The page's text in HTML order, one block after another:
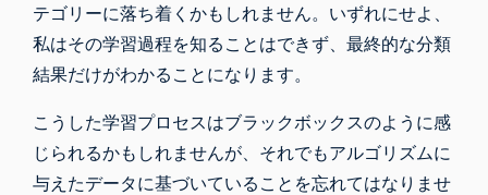
テゴリーに落ち着くかもしれません。いずれにせよ、
私はその学習過程を知ることはできず、最終的な分類
結果だけがわかることになります。
こうした学習プロセスはブラックボックスのように感
じられるかもしれませんが、それでもアルゴリズムに
与えたデータに基づいていることを忘れてはなりませ